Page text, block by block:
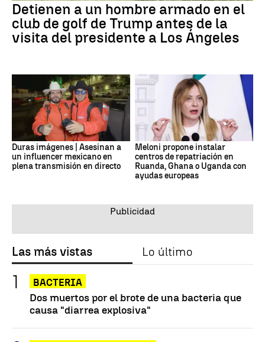
Detienen a un hombre armado en el
club de golf de Trump antes de la
visita del presidente a Los Ángeles
Duras imágenes | Asesinan a
un influencer mexicano en
plena transmisión en directo
Meloni propone instalar
centros de repatriación en
Ruanda, Ghana o Uganda con
ayudas europeas
Las más vistas Lo último
BACTERIA
Dos muertos por el brote de una bacteria que
causa "diarrea explosiva"